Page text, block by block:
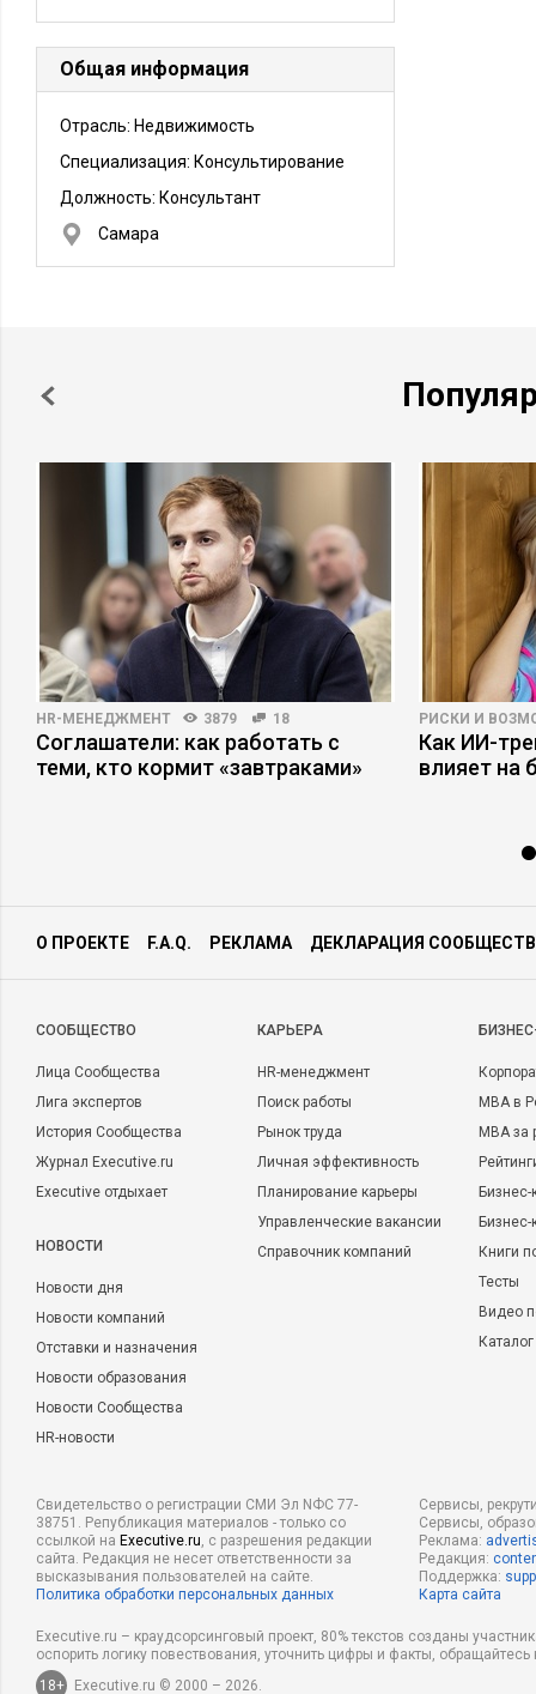
Общая информация
Отрасль: Недвижимость
Специализация: Консультирование
Должность: Консультант
Самара
HR-МЕНЕДЖМЕНТ 3879 18
Соглашатели: как работать с
теми, кто кормит «завтраками»
РИСКИ И
Как ИИ-
влияет на
О ПРОЕКТЕ F.A.Q. РЕКЛАМА ДЕКЛАРАЦИЯ
CООБЩЕСТВО
Лица Сообщества
Лига экспертов
История Сообщества
Журнал Executive.ru
Executive отдыхает
НОВОСТИ
Новости дня
Новости компаний
Отставки и назначения
Новости образования
Новости Сообщества
HR-новости
КАРЬЕРА
HR-менеджмент
Поиск работы
Рынок труда
Личная эффективность
Планирование карьеры
Управленческие вакансии
Справочник компаний
MBA в
MBA
Бизнес-
Книги
Тесты
Видео
Свидетельство о регистрации СМИ Эл NФС 77-
38751. Републикация материалов - только со
ссылкой на Executive.ru, с разрешения редакции
сайта. Редакция не несет ответственности за
высказывания пользователей на сайте.
Политика обработки персональных данных
Сервисы,
Сервисы,
Реклама:
Редакция:
Поддержка:
Карта сайта
Executive.ru – краудсорсинговый проект, 80% текстов созданы
оспорить логику повествования, уточнить цифры и факты,
18+
Executive.ru © 2000 – 2026.